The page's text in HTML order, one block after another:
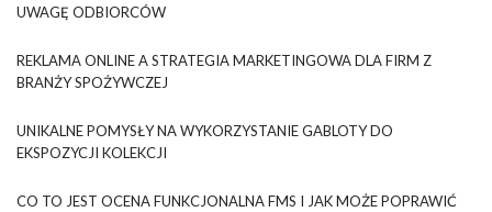
UWAGĘ ODBIORCÓW
REKLAMA ONLINE A STRATEGIA MARKETINGOWA DLA FIRM Z
BRANŻY SPOŻYWCZEJ
UNIKALNE POMYSŁY NA WYKORZYSTANIE GABLOTY DO
EKSPOZYCJI KOLEKCJI
CO TO JEST OCENA FUNKCJONALNA FMS I JAK MOŻE POPRAWIĆ